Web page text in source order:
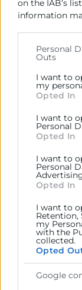
on the IAB’s
information
Please note
Google
including but
behaviour.
below
section.
Personal
Outs
I want to
my
Opted In
I want to
Personal
Opted In
I want to
Personal
Opted In
I want to
Retention,
my
with the
collected.
Opted
Google
Álvaro Benítez
Licenciado en
en Asesoría
Socio fundador
fundador del
director del
CONSULTING.
Las sesiones
Esto facilita la
herramientas
participantes.
Aquellos
75% de